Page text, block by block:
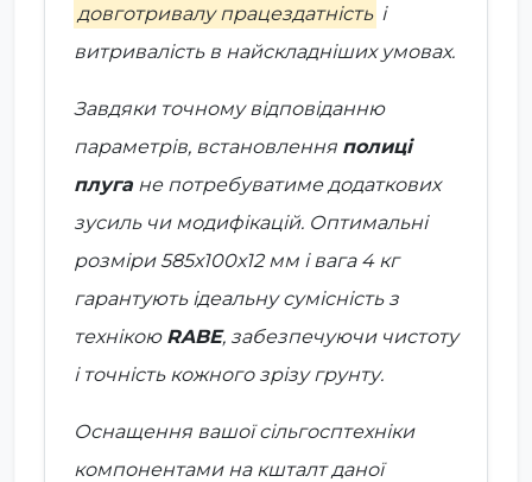
довготривалу працездатність і
витривалість в найскладніших умовах.
Завдяки точному відповіданню
параметрів, встановлення полиці
плуга не потребуватиме додаткових
зусиль чи модифікацій. Оптимальні
розміри 585х100х12 мм і вага 4 кг
гарантують ідеальну сумісність з
технікою RABE, забезпечуючи чистоту
і точність кожного зрізу грунту.
Оснащення вашої сільгосптехніки
компонентами на кшталт даної